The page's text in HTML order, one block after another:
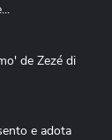
de Zezé di
e adota